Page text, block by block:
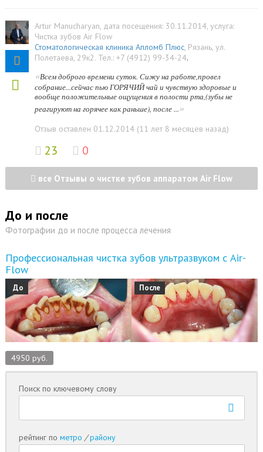
Artur Manucharyan, дата посещения: 30.11.2014, услуга:
Чистка зубов Air Flow
Стоматологическая клиника Апломб Плюс, Рязань, ул.
Полетаева, 29к2. Тел.: +7 (4912) 99-34-24.
«Всем доброго времени суток. Сижу на работе,провел
собрание...сейчас пью ГОРЯЧИЙ чай и чувствую здоровые и
вообще положительные ощущения в полости рта,(зубы не
реагируют на горячее как раньше), после ...»
Отзыв оставлен 01.12.2014 (11 лет 8 месяцев назад)
23 0
все Отзывы о чистке зубов аппаратом Air Flow
До и после
Фотографии до и после процесса лечения
Профессиональная чистка зубов ультразвуком с Air-
Flow
До После
4950 руб.
Поиск по ключевому слову
рейтинг пометро / району